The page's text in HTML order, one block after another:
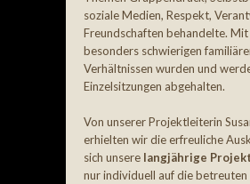
soziale Medien, Respekt,
Freundschaften behandelte. Mit
besonders schwierigen
Verhältnissen wurden und
Einzelsitzungen abgehalten.
Von unserer Projektleiterin
erhielten wir die erfreuliche
sich unsere langjährige
nur individuell auf die betreuten